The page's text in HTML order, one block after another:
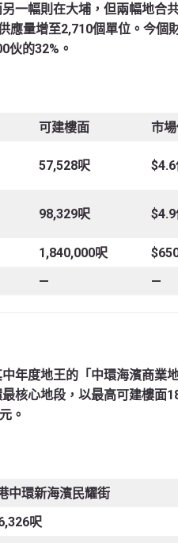
一幅則在大埔，但兩幅地合
應量增至2,710個單位。今個
伙的32%。
可建樓面
市
57,528呎
98,329呎
1,840,000呎
— —
年度地王的「中環海濱商業
核心地段，以最高可建樓面
。
中環新海濱民耀街
呎